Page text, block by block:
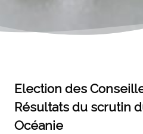
Election des
Résultats du scrutin
Océanie